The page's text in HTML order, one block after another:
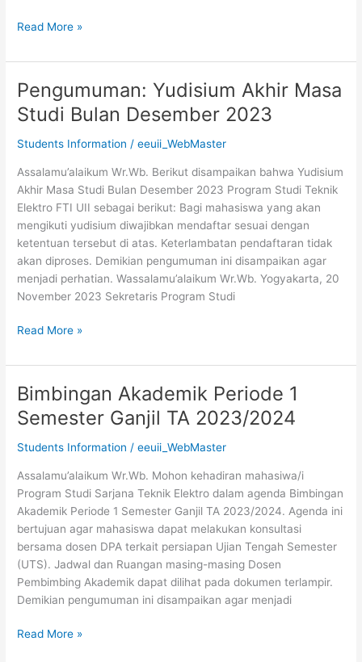
Read More »
Pengumuman: Yudisium Akhir Masa
Studi Bulan Desember 2023
Students Information /eeuii_WebMaster
Assalamu’alaikum Wr.Wb. Berikut disampaikan bahwa Yudisium
Akhir Masa Studi Bulan Desember 2023 Program Studi Teknik
Elektro FTI UII sebagai berikut: Bagi mahasiswa yang akan
mengikuti yudisium diwajibkan mendaftar sesuai dengan
ketentuan tersebut di atas. Keterlambatan pendaftaran tidak
akan diproses. Demikian pengumuman ini disampaikan agar
menjadi perhatian. Wassalamu’alaikum Wr.Wb. Yogyakarta, 20
November 2023 Sekretaris Program Studi
Pengumuman:
Yudisium
Akhir
Masa
Bulan
Desember
2023
Read More »
Bimbingan Akademik Periode 1
Semester Ganjil TA 2023/2024
Students Information /eeuii_WebMaster
Assalamu’alaikum Wr.Wb. Mohon kehadiran mahasiwa/i
Program Studi Sarjana Teknik Elektro dalam agenda Bimbingan
Akademik Periode 1 Semester Ganjil TA 2023/2024. Agenda ini
bertujuan agar mahasiswa dapat melakukan konsultasi
bersama dosen DPA terkait persiapan Ujian Tengah Semester
(UTS). Jadwal dan Ruangan masing-masing Dosen
Pembimbing Akademik dapat dilihat pada dokumen terlampir.
Demikian pengumuman ini disampaikan agar menjadi
Bimbingan
Akademik
Periode
1
Ganjil
TA
2023/2024
Read More »